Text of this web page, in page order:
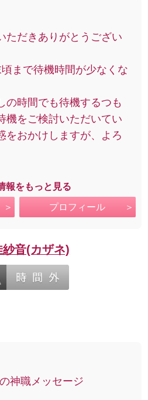
ただきありがとうござい
まで待機時間が少なくな
の時間でも待機するつも
機をご検討いただいてい
をおかけしますが、よろ
報をもっと見る
プロフィール
紗音(カザネ)
神職メッセージ